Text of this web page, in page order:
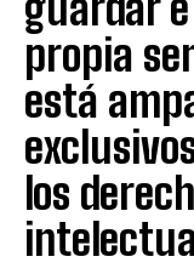
propia
está
los